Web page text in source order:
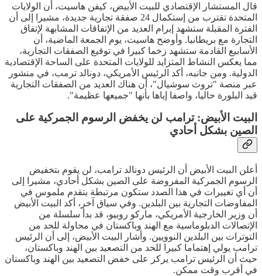
قال المستشار الإقتصادي للبيت الأبيض، كيفن هاسيت، أن الولايات
المتحدة تقترب من إستكمال 24 صفقة تجارية جديدة، مشيرا إلى أن
الفترة المقبلة ستشهد إبرام العديد من الإتفاقات المشابهة لإتفاق
التجارة مع بريطانيا. وأوضح هاسيت، يوم الجمعة الماضية، أن
الأسابيع القادمة ستشهد زخما كبيرا في توقيع الصفقات التجارية،
مما يعكس النشاط المتزايد للولايات المتحدة على الساحة الإقتصادية
الدولية. ومن جانبه، أكد الرئيس الأمريكي، دونالد ترمب، في منشور
عبر منصة "تروث سوشيال"، أن هناك العديد من الصفقات التجارية
قيد البلورة حاليا، واصفا إياها بأنها "جميعها عظيمة".
البيت الأبيض: ترامب لن يخفض الرسوم الجمركية على
الصين بشكل أحادي
أعلن البيت الأبيض أن الرئيس دونالد ترامب، لن يقوم بتخفيض
الرسوم الجمركية المفروضة على الصين بشكل أحادي، مشيرا إلى
أن أي تغييرات في هذا الصدد ستكون مرتبطة بتقدم ملموس في
المفاوضات التجارية بين البلدين. وفي سياق آخر، أكد البيت الأبيض
أن وزير الخارجية الأمريكي، ماركو روبيو، قد بدأ سلسلة من
الإتصالات الدبلوماسية مع الهند وباكستان في محاولة للحد من
التوترات بين البلدين النوويين. وأشار البيت الأبيض، إلى أن الرئيس
ترامب يولي إهتماما كبيرا للحد من التصعيد بين الهند وباكستان،
حيث أن الرئيس ترامب يركز على خفض التصعيد بين الهند وباكستان
في أقرب وقت ممكن.